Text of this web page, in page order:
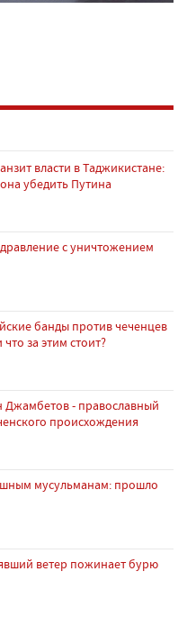
власти в Таджикистане:
убедить Путина
с уничтожением
банды против чеченцев
за этим стоит?
Джамбетов - православный
происхождения
мусульманам: прошло
ветер пожинает бурю